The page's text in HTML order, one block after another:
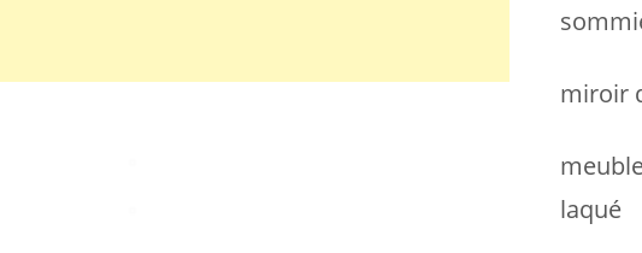
:
miroir
laqué